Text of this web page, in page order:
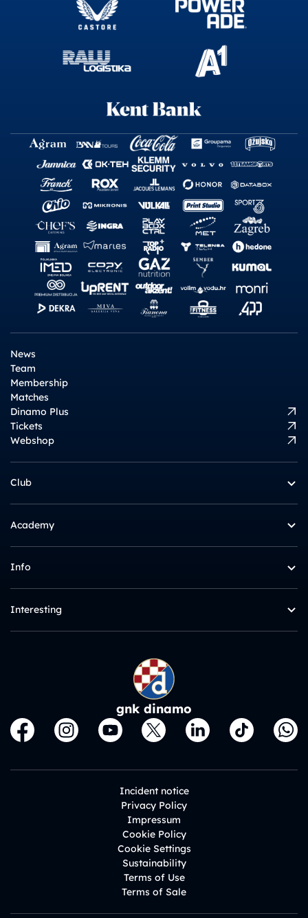
News
Team
Membership
Matches
Dinamo Plus
Tickets
Webshop
Club
Academy
Info
Interesting
gnk dinamo
Incident notice
Privacy Policy
Impressum
Cookie Policy
Cookie Settings
Sustainability
Terms of Use
Terms of Sale